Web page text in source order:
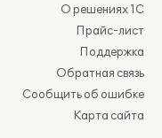
О решениях 1С
Прайс-лист
Поддержка
Обратная связь
Сообщить об ошибке
Карта сайта